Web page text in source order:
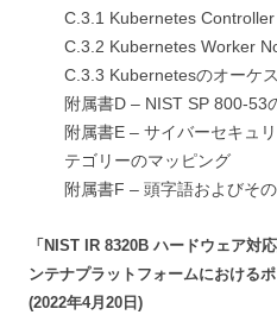
C.3.1 Kubernetes
C.3.2 Kubernetes Worker
C.3.3 Kubernetesのオーケ
附属書D – NIST SP 800-53
附属書E – サイバーセキュ
テゴリーのマッピング
附属書F – 頭字語およびそ
「NIST IR 8320B ハードウェア対
ンテナプラットフォームにおける
(2022年4月20日)